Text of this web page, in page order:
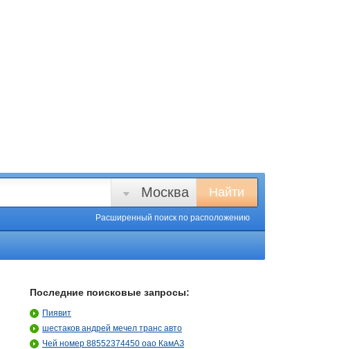
Найти
Москва
Расширенный поиск по расположению
Последние поисковые запросы:
Пиявит
шестаков андрей мечел транс авто
Чей номер 88552374450 оао КамАЗ